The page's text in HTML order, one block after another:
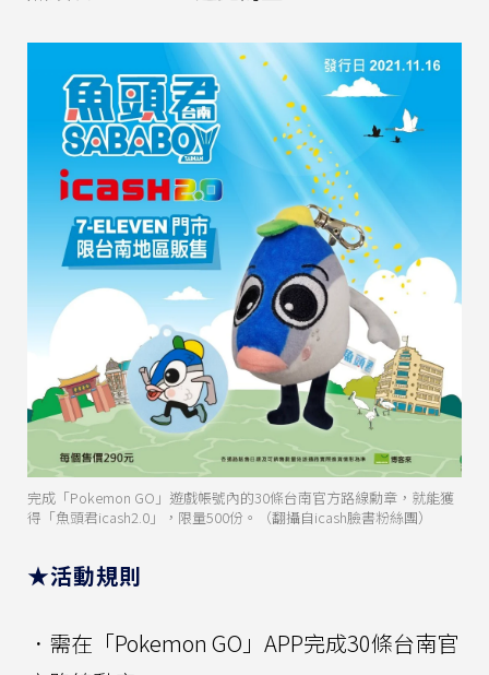
完成「Pokemon GO」遊戲帳號內的30條台南官方路線勳章，就能獲
得「魚頭君icash2.0」，限量500份。（翻攝自icash臉書粉絲團）
★活動規則
．需在「Pokemon GO」APP完成30條台南官